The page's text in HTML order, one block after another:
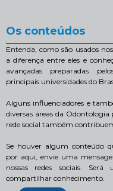
Os conteúdos
Entenda, como são usados
a diferença entre eles e
avançadas preparadas
principais universidades do
Alguns influenciadores e
diversas áreas da Odontologia
rede social também
Se houver algum conteúdo
por aqui, envie uma
nossas redes sociais.
compartilhar conhecimento.